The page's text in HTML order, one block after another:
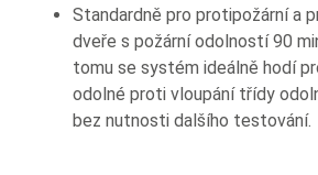
Standardně pro protipožární a
dveře s požární odolností 90
tomu se systém ideálně hodí
odolné proti vloupání třídy
bez nutnosti dalšího testování.